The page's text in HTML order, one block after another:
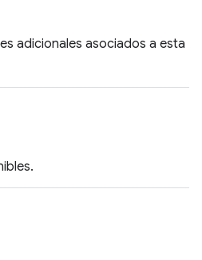
adicionales asociados a esta